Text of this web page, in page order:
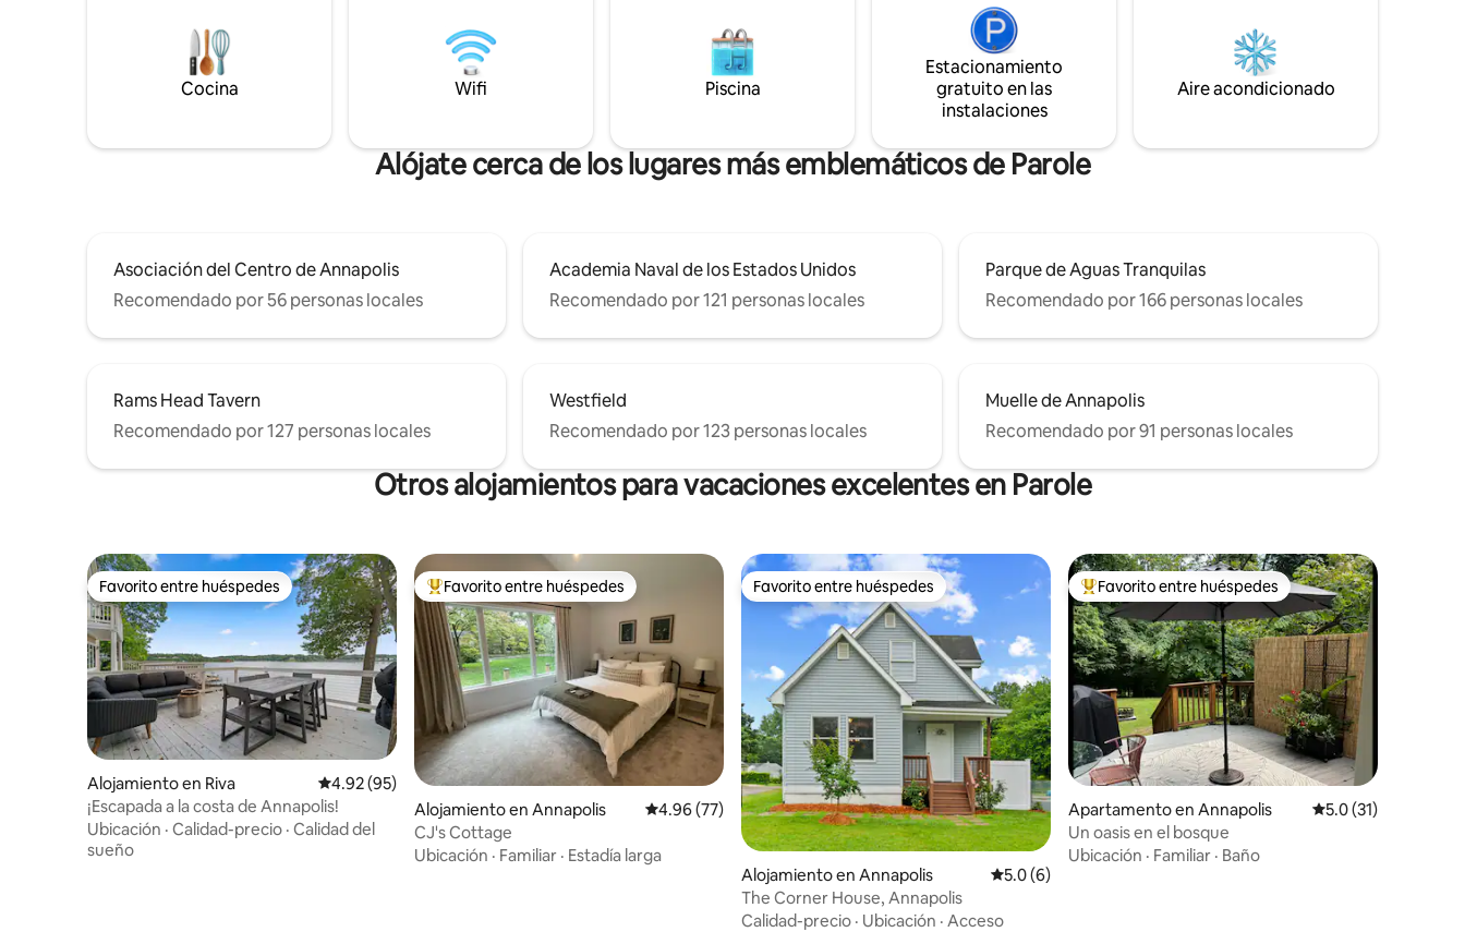
huéspedes se encuentra en West
Annapolis, un barrio residencial
delimitado por Weems Creek y el río
Severn. Está cerca del centro de la
Tiendas y restaurantes pintorescos
Rush Cafe.
hasta el Annapolis Town Center,
restaurantes, tiendas y mucho más! -
Wifi. - 2 lugares de estacionamiento
gratuitos -Café Keurig - Televisión -
Cepillos de dientes/pasta -
bosque. Vivimos en el último piso
(separados por escaleras y una puerta
cerrada con llave; entradas
independientes).
Cocina Wifi Piscina
Estacionamiento
gratuito en las
instalaciones
Aire acondicionado
Alójate cerca de los lugares más emblemáticos de Parole
Asociación del Centro de Annapolis
Recomendado por 56 personas locales
Academia Naval de los Estados Unidos
Recomendado por 121 personas locales
Parque de Aguas Tranquilas
Recomendado por 166 personas locales
Rams Head Tavern
Recomendado por 127 personas locales
Westfield
Recomendado por 123 personas locales
Muelle de Annapolis
Recomendado por 91 personas locales
Otros alojamientos para vacaciones excelentes en Parole
Favorito entre huéspedes
Favorito entre huéspedes
Alojamiento en Riva Calificación promedio: 4.92 de 5, 95 reseñas
4.92 (95)
¡Escapada a la costa de Annapolis!
Ubicación · Calidad-precio · Calidad del
sueño
Favorito entre huéspedes preferido
Favorito entre huéspedes
Alojamiento en Annapolis Calificación promedio: 4.96 de 5, 77 reseñas
4.96 (77)
CJ's Cottage
Ubicación · Familiar · Estadía larga
Favorito entre huéspedes
Favorito entre huéspedes
Alojamiento en Annapolis Calificación promedio: 5.0 de 5, 6 reseñas
5.0 (6)
The Corner House, Annapolis
Calidad-precio · Ubicación · Acceso
Favorito entre huéspedes preferido
Favorito entre huéspedes
Apartamento en Annapolis Calificación
5.0 (31)
Un oasis en el bosque
Ubicación · Familiar · Baño